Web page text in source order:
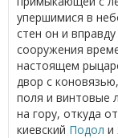
упершимися в
стен он и
сооружения
настоящем
двор с
поля и винтовые
на гору, откуда
киевский Подол и